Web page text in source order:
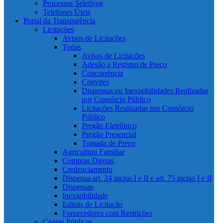
Processos Seletivos
Telefones Úteis
Portal da Transparência
Licitações
Avisos de Licitações
Todas
Avisos de Licitações
Adesão a Registro de Preço
Concorrência
Convites
Dispensas ou Inexigibilidades Realizadas
por Consórcio Público
Licitações Realizadas por Consórcio
Público
Pregão Eletrônico
Pregão Presencial
Tomada de Preço
Agricultura Familiar
Compras Diretas
Credenciamento
Dispensa art. 24 inciso I e II e art. 75 inciso I e II
Dispensas
Inexigibilidade
Editais de Licitação
Fornecedores com Restrições